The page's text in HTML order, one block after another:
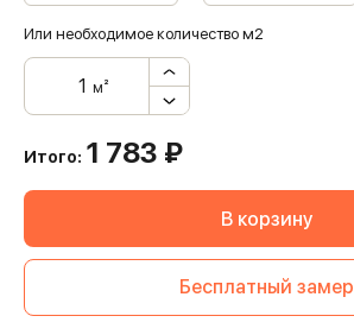
Или необходимое количество м2
м²
Итого: 1 783 ₽
В корзину
Бесплатный замер